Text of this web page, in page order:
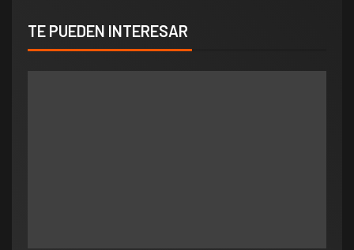
TE PUEDEN INTERESAR